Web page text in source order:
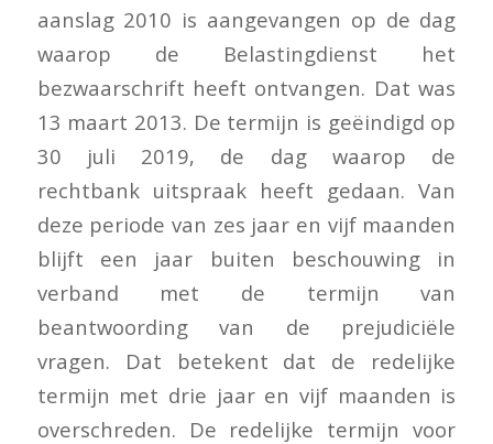
aanslag 2010 is aangevangen op de dag
waarop de Belastingdienst het
bezwaarschrift heeft ontvangen. Dat was
13 maart 2013. De termijn is geëindigd op
30 juli 2019, de dag waarop de
rechtbank uitspraak heeft gedaan. Van
deze periode van zes jaar en vijf maanden
blijft een jaar buiten beschouwing in
verband met de termijn van
beantwoording van de prejudiciële
vragen. Dat betekent dat de redelijke
termijn met drie jaar en vijf maanden is
overschreden. De redelijke termijn voor